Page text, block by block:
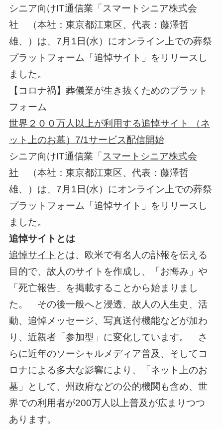
シニア向けIT通信業「スマートシニア株式会
社 （本社：東京都江東区、代表：藤澤哲
雄、）は、7月1日(水）にオンライン上での葬祭
プラットフォーム「追悼サイト」をリリースし
ました。
【コロナ禍】葬儀業が生き抜くためのプラット
フォーム
世界２００万人以上が利用する追悼サイト （ネ
ット上のお墓）7/1サービス配信開始
シニア向けIT通信業「 スマートシニア株式会
社 （本社：東京都江東区、代表：藤澤哲
雄、）は、7月1日(水）にオンライン上での葬祭
プラットフォーム「追悼サイト」をリリースし
ました。
追悼サイトとは
追悼サイト とは、欧米で有名人の訃報を伝える
目的で、故人のサイトを作成し、「お悔み」や
「死亡報告」を掲載することから始まりまし
た。 その後一般へと浸透、故人の人生史、活
動、追悼メッセージ、写真送付機能などが加わ
り、近親者「参加型」に変化しています。 さ
らに近年のソーシャルメディア普及、そしてコ
ロナによる多大な影響により、「ネット上のお
墓」として、州政府などの公的機関も含め、世
界での利用者が200万人以上普及が広まりつつ
あります。